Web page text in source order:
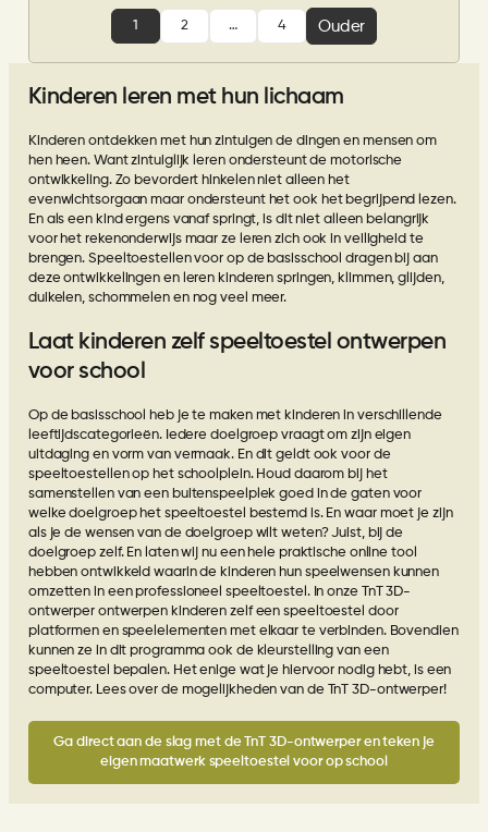
schoolplein
1 2 … 4 Ouder
Kinderen leren met hun lichaam
Kinderen ontdekken met hun zintuigen de dingen en mensen om
hen heen. Want zintuiglijk leren ondersteunt de motorische
ontwikkeling. Zo bevordert hinkelen niet alleen het
evenwichtsorgaan maar ondersteunt het ook het begrijpend lezen.
En als een kind ergens vanaf springt, is dit niet alleen belangrijk
voor het rekenonderwijs maar ze leren zich ook in veiligheid te
brengen. Speeltoestellen voor op de basisschool dragen bij aan
deze ontwikkelingen en leren kinderen springen, klimmen, glijden,
duikelen, schommelen en nog veel meer.
Laat kinderen zelf speeltoestel ontwerpen
voor school
Op de basisschool heb je te maken met kinderen in verschillende
leeftijdscategorieën. Iedere doelgroep vraagt om zijn eigen
uitdaging en vorm van vermaak. En dit geldt ook voor de
speeltoestellen op het schoolplein. Houd daarom bij het
samenstellen van een buitenspeelplek goed in de gaten voor
welke doelgroep het speeltoestel bestemd is. En waar moet je zijn
als je de wensen van de doelgroep wilt weten? Juist, bij de
doelgroep zelf. En laten wij nu een hele praktische online tool
hebben ontwikkeld waarin de kinderen hun speelwensen kunnen
omzetten in een professioneel speeltoestel. In onze TnT 3D-
ontwerper ontwerpen kinderen zelf een speeltoestel door
platformen en speelelementen met elkaar te verbinden. Bovendien
kunnen ze in dit programma ook de kleurstelling van een
speeltoestel
bepalen. Het enige wat je hiervoor nodig hebt, is een
computer. Lees over de mogelijkheden van de TnT 3D-ontwerper!
Ga direct aan de slag met de TnT 3D-ontwerper en teken je
eigen maatwerk speeltoestel voor op school